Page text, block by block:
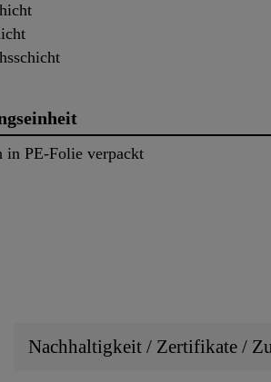
in PE-Folie verpackt
Nachhaltigkeit / Zertifikate /